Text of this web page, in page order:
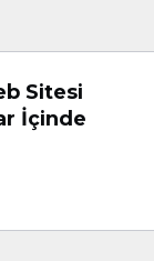
Sitesi
İçinde